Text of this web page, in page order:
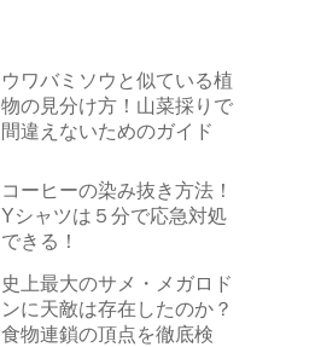
ウワバミソウと似ている植
物の見分け方！山菜採りで
間違えないためのガイド
コーヒーの染み抜き方法！
Yシャツは５分で応急対処
できる！
史上最大のサメ・メガロド
ンに天敵は存在したのか？
食物連鎖の頂点を徹底検